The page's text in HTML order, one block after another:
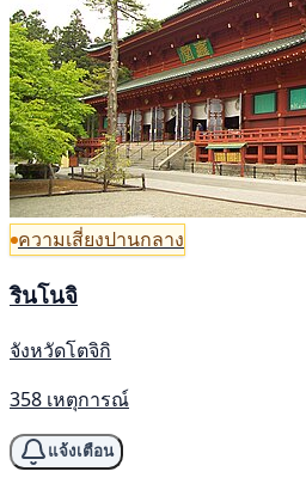
ความเสี่ยงปานกลาง
รินโนจิ
จังหวัดโตจิกิ
358 เหตุการณ์
แจ้งเตือน